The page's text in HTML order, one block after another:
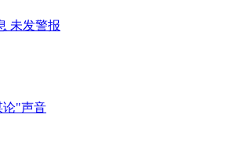
未发警报
论"声音